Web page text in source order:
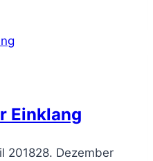
Einklang
201828. Dezember